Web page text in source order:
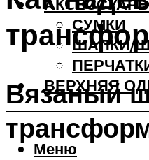
СУМКИ
ШАПКИ/
ВЕРХНЯЯ
Меню
Вязаный